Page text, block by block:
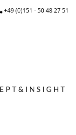
+49 (0)151 - 50 48 27 51
P T & I N S I G H T